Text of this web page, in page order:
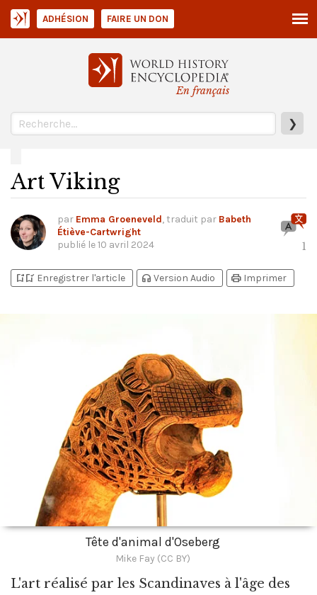
En français
❯
ADHÉSION FAIRE UN DON
Art Viking
par Emma Groeneveld, traduit par Babeth
Étiève-Cartwright
publié le10 avril 2024 1
bookmark_addbookmark_added Enregistrer l'article headphones Version Audio print Imprimer
Tête d'animal d'Oseberg
Mike Fay (CC BY)
L'art réalisé par les Scandinaves à l'âge des